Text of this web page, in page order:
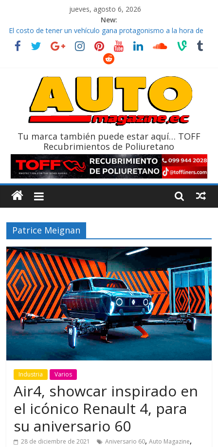
jueves, agosto 6, 2026
New:
El costo de tener un vehículo gana protagonismo a la hora de
decidir
Ultima película ‘Spider‑Man: Brand New Day’ pone en escena a
La Vuelta al Ecuador 2026, edición 47ª, recorre 7 provincias en 8
La FEDAK recibe 12 Sinotruk Bolden para cubrir las rutas de La
Tu marca también puede estar aquí… TOFF
Recubrimientos de Poliuretano
Patrice Meignan
Industria Varios
Air4, showcar inspirado en
el icónico Renault 4, para
su aniversario 60
28 de diciembre de 2021 Aniversario 60,Auto Magazine,